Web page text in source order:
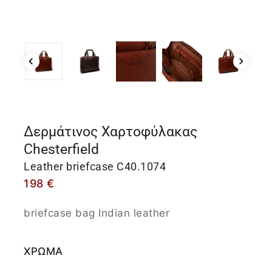
Δερμάτινος Χαρτοφύλακας
Chesterfield
Leather briefcase C40.1074
198 €
briefcase bag Indian leather
ΧΡΩΜΑ